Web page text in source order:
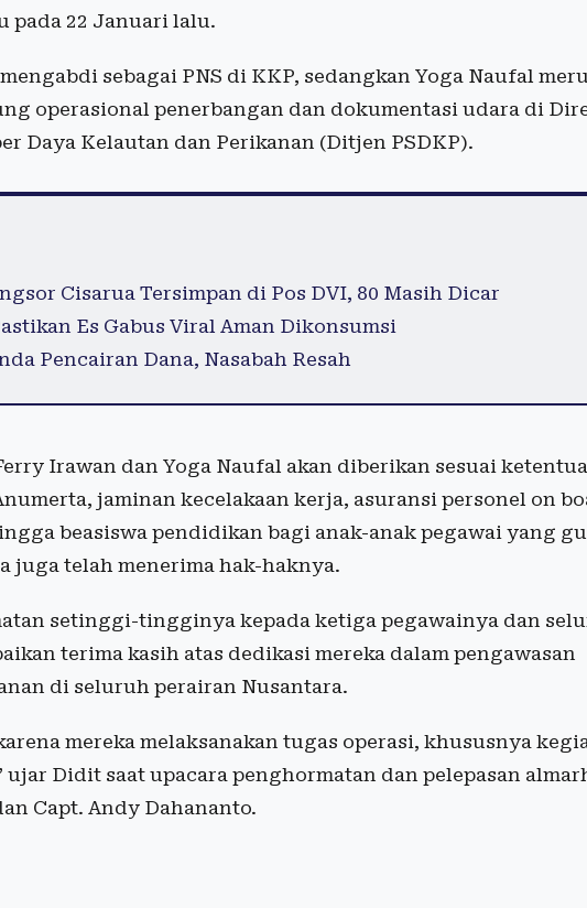
pada 22 Januari lalu.
sebagai PNS di KKP, sedangkan Yoga Naufal
operasional penerbangan dan dokumentasi udara di
Daya Kelautan dan Perikanan (Ditjen PSDKP).
Cisarua Tersimpan di Pos DVI, 80 Masih Dicar
Es Gabus Viral Aman Dikonsumsi
Pencairan Dana, Nasabah Resah
Irawan dan Yoga Naufal akan diberikan sesuai
jaminan kecelakaan kerja, asuransi personel on
beasiswa pendidikan bagi anak-anak pegawai yang
juga telah menerima hak-haknya.
setinggi-tingginya kepada ketiga pegawainya dan
terima kasih atas dedikasi mereka dalam pengawasan
di seluruh perairan Nusantara.
mereka melaksanakan tugas operasi, khususnya
Didit saat upacara penghormatan dan pelepasan
Capt. Andy Dahananto.